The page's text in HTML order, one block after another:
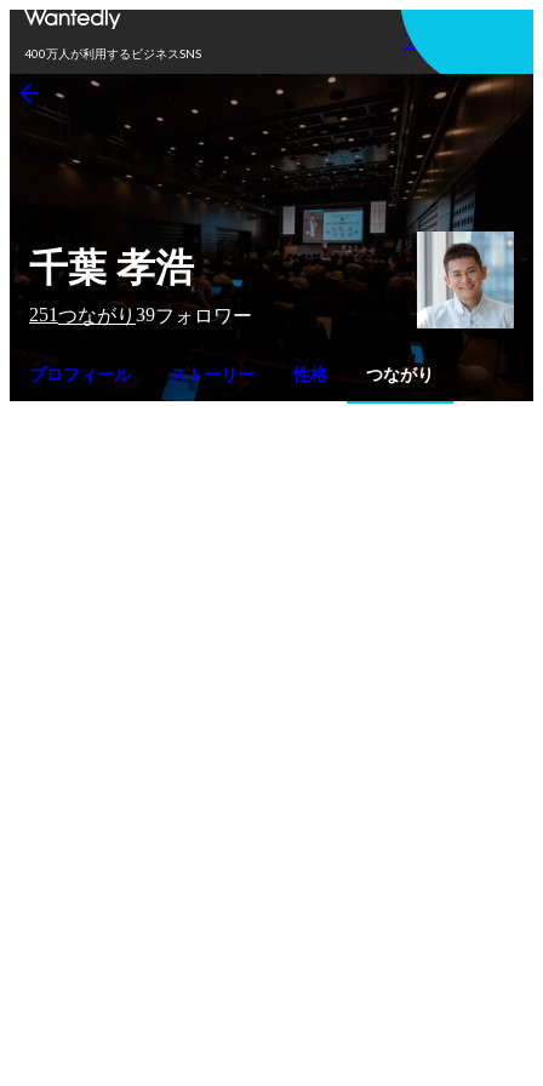
400万人が利用するビジネスSNS
アプリを使う
千葉 孝浩
251つながり 39フォロワー
プロフィール ストーリー 性格 つながり